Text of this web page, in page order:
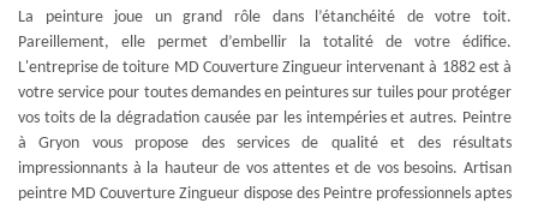
La peinture joue un grand rôle dans l’étanchéité de votre toit.
Pareillement, elle permet d’embellir la totalité de votre édifice.
L'entreprise de toiture MD Couverture Zingueur intervenant à 1882 est à
votre service pour toutes demandes en peintures sur tuiles pour protéger
vos toits de la dégradation causée par les intempéries et autres. Peintre
à Gryon vous propose des services de qualité et des résultats
impressionnants à la hauteur de vos attentes et de vos besoins. Artisan
peintre MD Couverture Zingueur dispose des Peintre professionnels aptes